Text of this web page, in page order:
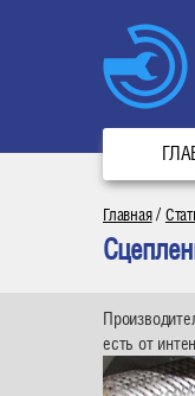
Главная/
есть от